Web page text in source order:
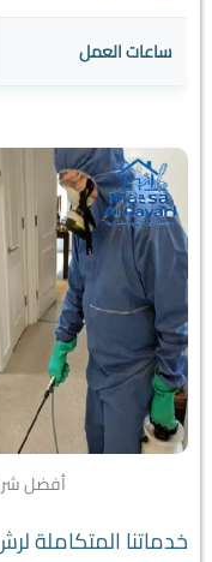
ساعات العمل
أفضل
خدماتنا المتكاملة